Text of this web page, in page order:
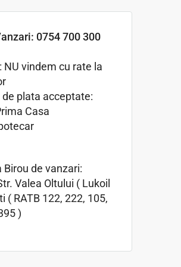
0754 700 300
NU vindem cu rate la
plata acceptate:
Casa
Birou de vanzari:
Valea Oltului ( Lukoil
( RATB 122, 222, 105,
)